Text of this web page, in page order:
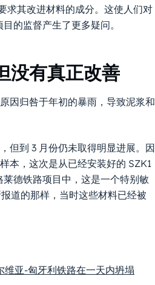
求其改进材料的成分。这使人们对
的监督产生了更多疑问。
没有真正改善
因归咎于年初的暴雨，导致泥浆和
但到 3 月份仍未取得明显进展。因
本，这次是从已经安装好的 SZK1
德铁路项目中，这是一个特别敏
报道的那样，当时这些材料已经被
维亚-匈牙利铁路在一天内坍塌